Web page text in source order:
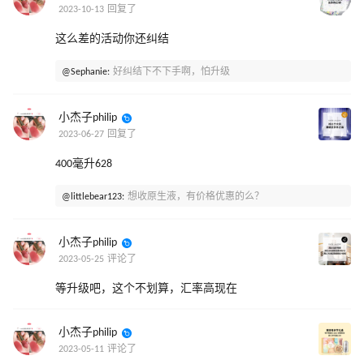
2023-10-13 回复了
这么差的活动你还纠结
@Sephanie: 好纠结下不下手啊，怕升级
小杰子philip
2023-06-27 回复了
400毫升628
@littlebear123: 想收原生液，有价格优惠的么？
小杰子philip
2023-05-25 评论了
等升级吧，这个不划算，汇率高现在
小杰子philip
2023-05-11 评论了